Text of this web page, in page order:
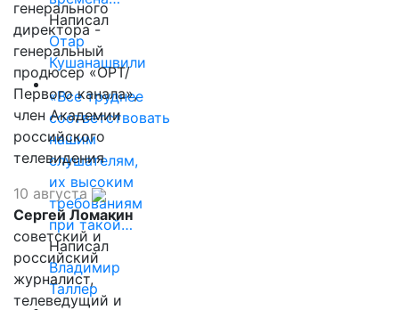
Написал
Отар
Кушанашвили
«Все труднее
соответствовать
нашим
слушателям,
их высоким
требованиям
при такой…
Написал
Владимир
Таллер
генерального
директора -
генеральный
продюсер «ОРТ/
Первого канала»,
член Академии
российского
телевидения
10 августа
Сергей Ломакин
советский и
российский
журналист,
телеведущий и